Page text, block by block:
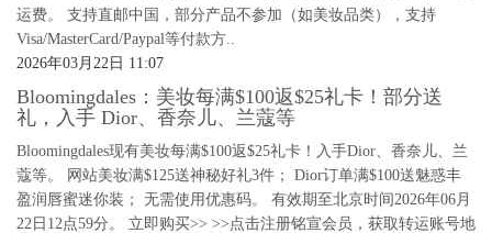
运费。 支持直邮中国，部分产品不参加（如美妆品类），支持
Visa/MasterCard/Paypal等付款方..
2026年03月22日 11:07
Bloomingdales：美妆每满$100返$25礼卡！部分送
礼，入手 Dior、香奈儿、兰蔻等
Bloomingdales现有美妆每满$100返$25礼卡！入手Dior、香奈儿、兰
蔻等。 网站美妆满$125送神秘好礼3件； Dior订单满$100送魅惑丰
盈润唇蜜迷你装； 无需使用优惠码。 有效期至北京时间2026年06月
22日12点59分。 立即购买>> >>点击注册铭宣会员，获取转运账号地